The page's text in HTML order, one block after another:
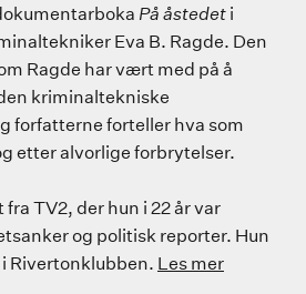
På åstedet i
Eva B. Ragde. Den
Ragde har vært med på å
kriminaltekniske
forfatterne forteller hva som
etter alvorlige forbrytelser.
TV2, der hun i 22 år var
og politisk reporter. Hun
Rivertonklubben. Les mer